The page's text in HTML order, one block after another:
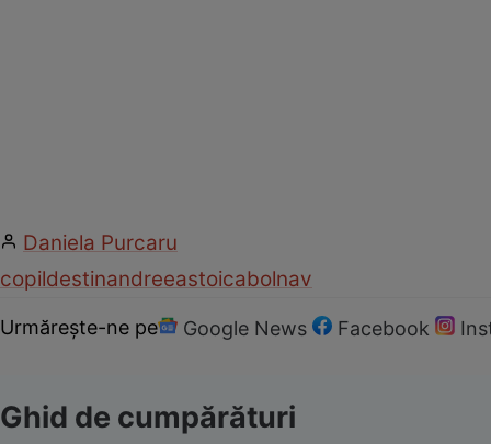
Daniela Purcaru
copildestinandreeastoicabolnav
Urmărește-ne pe Google News Facebook
Ghid de cumpărături